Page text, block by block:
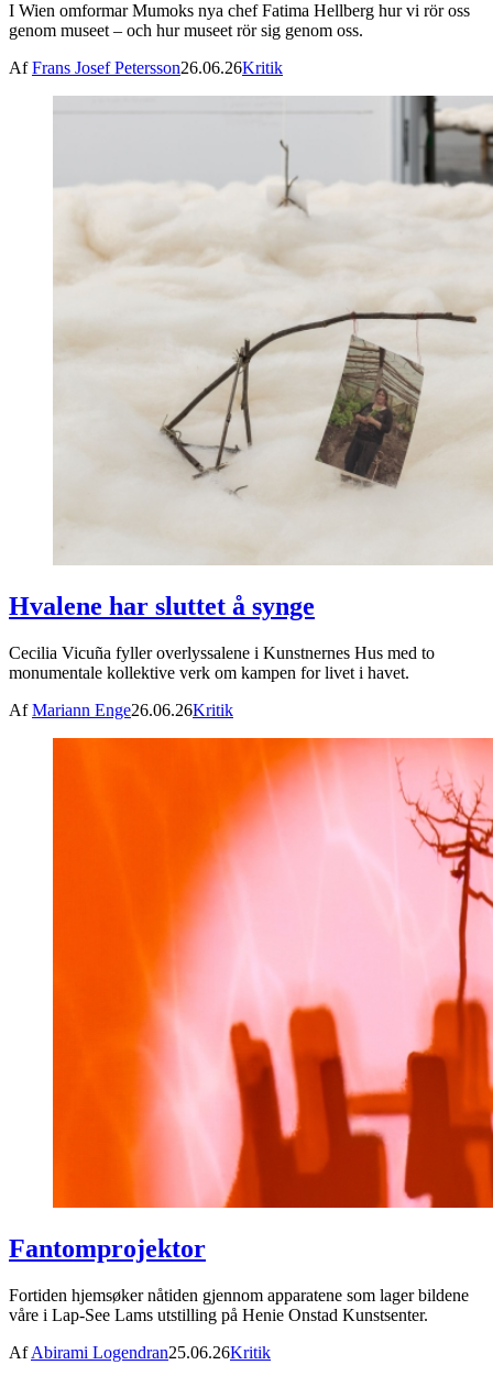
I Wien omformar Mumoks nya chef Fatima Hellberg hur vi rör oss
genom museet – och hur museet rör sig genom oss.
AfFrans Josef Petersson26.06.26Kritik
Hvalene har sluttet å synge
Cecilia Vicuña fyller overlyssalene i Kunstnernes Hus med to
monumentale kollektive verk om kampen for livet i havet.
AfMariann Enge26.06.26Kritik
Fantomprojektor
Fortiden hjemsøker nåtiden gjennom apparatene som lager bildene
våre i Lap-See Lams utstilling på Henie Onstad Kunstsenter.
AfAbirami Logendran25.06.26Kritik